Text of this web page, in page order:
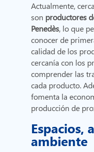
Actualmente,
son productores
Penedès, lo que
conocer de
calidad de los
cercanía con los
comprender las
cada producto.
fomenta la
producción de
Espacios,
ambiente